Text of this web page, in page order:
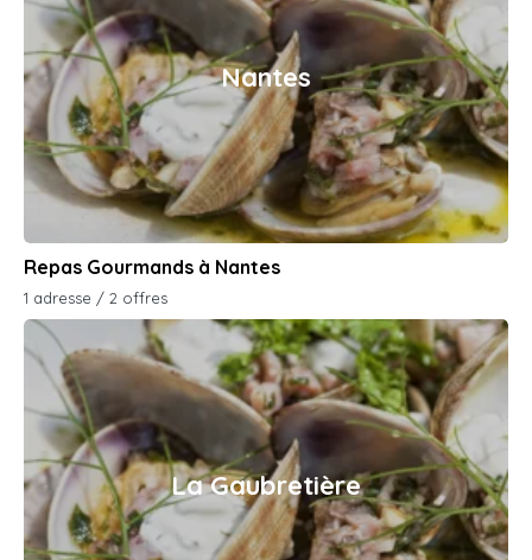
Nantes
Repas Gourmands à Nantes
1 adresse / 2 offres
La Gaubretière